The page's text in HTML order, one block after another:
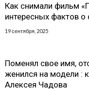
Как снимали фильм
интересных фактов
19 сентября, 2025
Поменял свое имя,
женился на модели :
Алексея Чадова